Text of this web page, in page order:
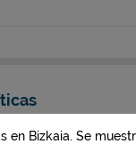
en Bizkaia. Se